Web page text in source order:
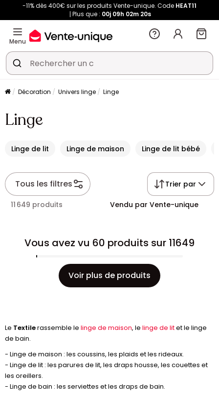
-11% dès 400€ sur les produits Vente-unique. Code HEAT11
Plus que : 00j 09h 02m 20s
Menu
Décoration Univers linge Linge
Linge
Linge de lit Linge de maison Linge de lit bébé
Tous les filtres Trier par
11 649 produits Vendu par Vente-unique
Vous avez vu 60 produits sur 11649
Voir plus de produits
Le Textilerassemble le linge de maison, le linge de litet le linge
de bain.
- Linge de maison : les coussins, les plaids et les rideaux.
- Linge de lit : les parures de lit, les draps housse, les couettes et
les oreillers.
- Linge de bain : les serviettes et les draps de bain.